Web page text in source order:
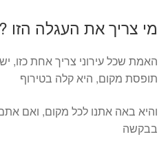
מי צריך את העגלה הזו ?
האמת שכל עירוני צריך אחת כזו,
תופסת מקום, היא קלה בטירוף
והיא באה אתנו לכל מקום, ואם אתם
בבקשה